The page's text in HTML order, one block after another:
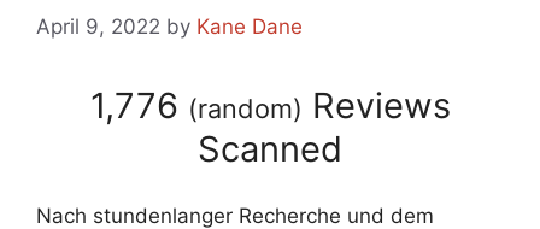
April 9, 2022 by Kane Dane
1,776 (random) Reviews
Scanned
Nach stundenlanger Recherche und dem